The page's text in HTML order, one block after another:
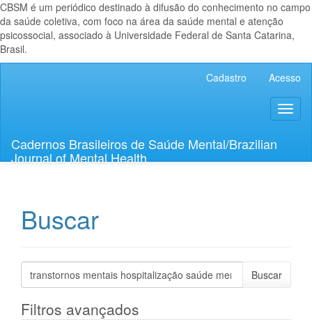
CBSM é um periódico destinado à difusão do conhecimento no campo
da saúde coletiva, com foco na área da saúde mental e atenção
psicossocial, associado à Universidade Federal de Santa Catarina,
Brasil.
Lateral
Cadastro Acesso
Cadernos Brasileiros de Saúde Mental/Brazilian
Journal of Mental Health
Buscar
Pesquisar
termo
Filtros avançados